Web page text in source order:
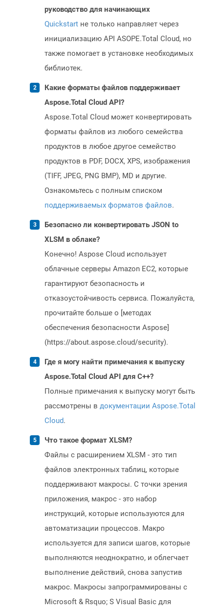
руководство для начинающих
Quickstart не только направляет через
инициализацию API ASOPE.Total Cloud, но
также помогает в установке необходимых
библиотек.
Какие форматы файлов поддерживает
Aspose.Total Cloud API?
Aspose.Total Cloud может конвертировать
форматы файлов из любого семейства
продуктов в любое другое семейство
продуктов в PDF, DOCX, XPS, изображения
(TIFF, JPEG, PNG BMP), MD и другие.
Ознакомьтесь с полным списком
поддерживаемых форматов файлов.
Безопасно ли конвертировать JSON to
XLSM в облаке?
Конечно! Aspose Cloud использует
облачные серверы Amazon EC2, которые
гарантируют безопасность и
отказоустойчивость сервиса. Пожалуйста,
прочитайте больше о [методах
обеспечения безопасности Aspose]
(https://about.aspose.cloud/security).
Где я могу найти примечания к выпуску
Aspose.Total Cloud API для C++?
Полные примечания к выпуску могут быть
рассмотрены в документации Aspose.Total
Cloud.
Что такое формат XLSM?
Файлы с расширением XLSM - это тип
файлов электронных таблиц, которые
поддерживают макросы. С точки зрения
приложения, макрос - это набор
инструкций, которые используются для
автоматизации процессов. Макро
используется для записи шагов, которые
выполняются неоднократно, и облегчает
выполнение действий, снова запустив
макрос. Макросы запрограммированы с
Microsoft & Rsquo; S Visual Basic для